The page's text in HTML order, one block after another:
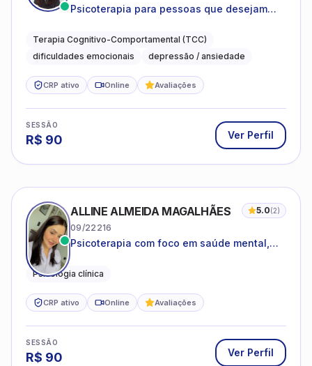
Psicoterapia para pessoas que desejam
dificuldades do dia a dia
Terapia Cognitivo-Comportamental (TCC)
dificuldades emocionais
depressão / ansiedade
CRP ativo Online Avaliações
SESSÃO
R$ 90 Ver Perfil
ALLINE ALMEIDA MAGALHÃES 5.0(2)
09/22216
Psicoterapia com foco em saúde mental,
adolescentes e adultos.
Psicologia clínica
CRP ativo Online Avaliações
SESSÃO
R$ 90 Ver Perfil